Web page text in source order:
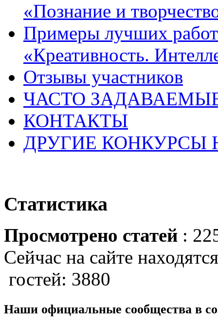
«Познание и
Примеры лучших работ
«Креативность.
Отзывы участников
ЧАСТО
КОНТАКТЫ
ДРУГИЕ
Статистика
Просмотрено статей :
Сейчас на сайте
гостей: 3880
Наши официальные сообщества в